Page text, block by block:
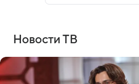
Новости ТВ